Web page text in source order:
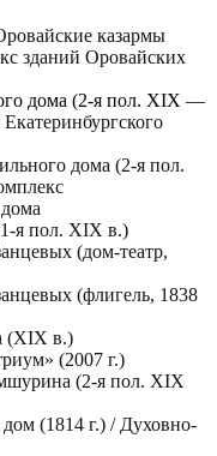
казармы
зданий Оровайских
дома (2-я пол. XIX —
дома (2-я пол.
я пол. XIX в.)
(дом-театр,
(флигель, 1838
(XIX в.)
(2007 г.)
(2-я пол. XIX
(1814 г.) / Духовно-